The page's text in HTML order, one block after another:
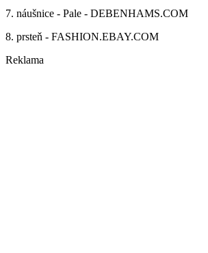
7. náušnice - Pale - DEBENHAMS.COM
8. prsteň - FASHION.EBAY.COM
Reklama